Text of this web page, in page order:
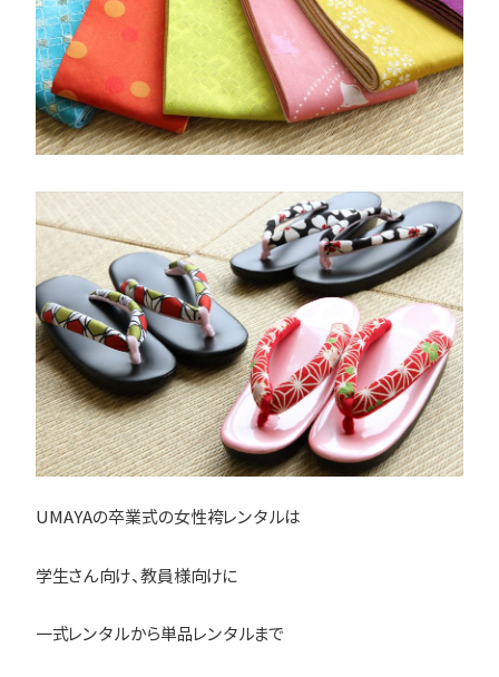
UMAYAの卒業式の女性袴レンタルは
学生さん向け、教員様向けに
一式レンタルから単品レンタルまで